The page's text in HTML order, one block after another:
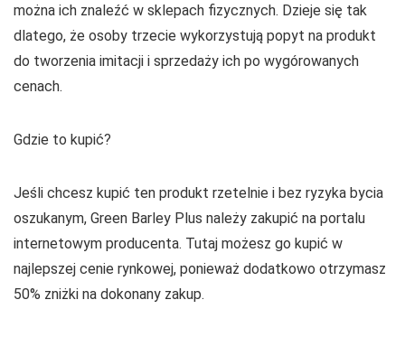
można ich znaleźć w sklepach fizycznych. Dzieje się tak
dlatego, że osoby trzecie wykorzystują popyt na produkt
do tworzenia imitacji i sprzedaży ich po wygórowanych
cenach.
Gdzie to kupić?
Jeśli chcesz kupić ten produkt rzetelnie i bez ryzyka bycia
oszukanym, Green Barley Plus należy zakupić na portalu
internetowym producenta. Tutaj możesz go kupić w
najlepszej cenie rynkowej, ponieważ dodatkowo otrzymasz
50% zniżki na dokonany zakup.